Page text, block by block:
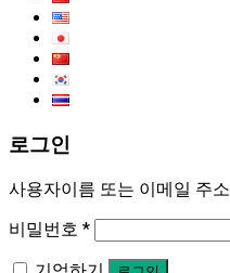
로그인
사용자이름 또는 이메일 주소
비밀번호 *